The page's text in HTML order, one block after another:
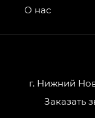
привод —
Джи Икс
LOUNGE
Empow —
г. Нижний
Заказать
О нас